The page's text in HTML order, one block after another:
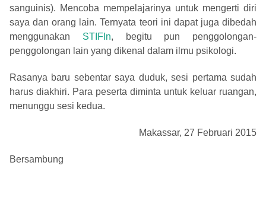
sanguinis). Mencoba mempelajarinya untuk mengerti diri
saya dan orang lain. Ternyata teori ini dapat juga dibedah
menggunakan STIFIn, begitu pun penggolongan-
penggolongan lain yang dikenal dalam ilmu psikologi.
Rasanya baru sebentar saya duduk, sesi pertama sudah
harus diakhiri. Para peserta diminta untuk keluar ruangan,
menunggu sesi kedua.
Makassar, 27 Februari 2015
Bersambung